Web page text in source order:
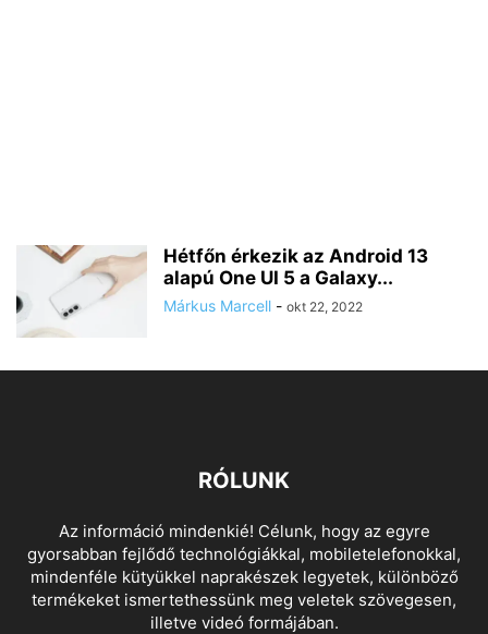
Hétfőn érkezik az Android 13
alapú One UI 5 a Galaxy...
Márkus Marcell - okt 22, 2022
RÓLUNK
Az információ mindenkié! Célunk, hogy az egyre
gyorsabban fejlődő technológiákkal, mobiletelefonokkal,
mindenféle kütyükkel naprakészek legyetek, különböző
termékeket ismertethessünk meg veletek szövegesen,
illetve videó formájában.